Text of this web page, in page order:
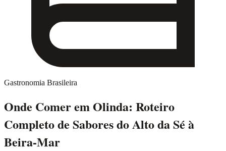
Gastronomia Brasileira
Onde Comer em Olinda: Roteiro
Completo de Sabores do Alto da Sé à
Beira-Mar